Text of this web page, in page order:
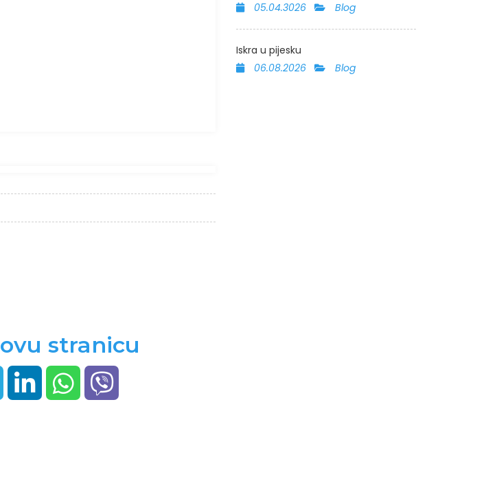
05.04.3026
Blog
Iskra u pijesku
06.08.2026
Blog
ovu stranicu